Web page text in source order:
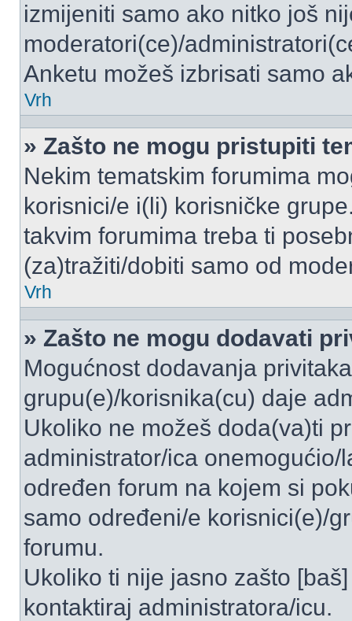
izmijeniti samo ako nitko još
moderatori(ce)/
Anketu možeš izbrisati samo
Vrh
» Zašto ne mogu pristupiti
Nekim tematskim forumima
korisnici/e i(li) korisničke
takvim forumima treba ti
(za)tražiti/dobiti samo od
Vrh
» Zašto ne mogu dodavati
Mogućnost dodavanja
grupu(e)/korisnika(cu) daje
Ukoliko ne možeš doda(va)ti
administrator/ica
određen forum na kojem si
samo određeni/e korisnici(e)/
forumu.
Ukoliko ti nije jasno zašto
kontaktiraj administratora/icu.